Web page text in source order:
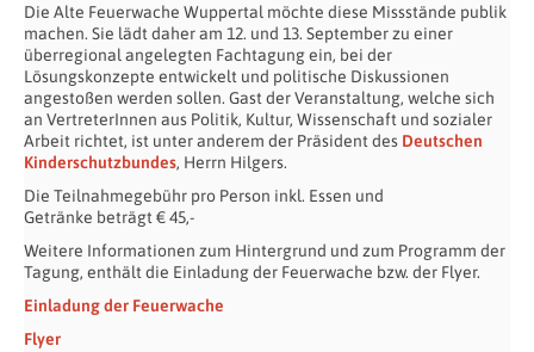
Die Alte Feuerwache Wuppertal möchte diese Missstände publik
machen. Sie lädt daher am 12. und 13. September zu einer
überregional angelegten Fachtagung ein, bei der
Lösungskonzepte entwickelt und politische Diskussionen
angestoßen werden sollen. Gast der Veranstaltung, welche sich
an VertreterInnen aus Politik, Kultur, Wissenschaft und sozialer
Arbeit richtet, ist unter anderem der Präsident des Deutschen
Kinderschutzbundes, Herrn Hilgers.
Die Teilnahmegebühr pro Person inkl. Essen und
Getränke beträgt € 45,-
Weitere Informationen zum Hintergrund und zum Programm der
Tagung, enthält die Einladung der Feuerwache bzw. der Flyer.
Einladung der Feuerwache
Flyer